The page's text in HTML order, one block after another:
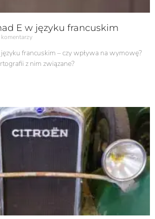
E w języku francuskim
komentarzy
francuskim​ – czy wpływa na wymowę?
z nim związane?